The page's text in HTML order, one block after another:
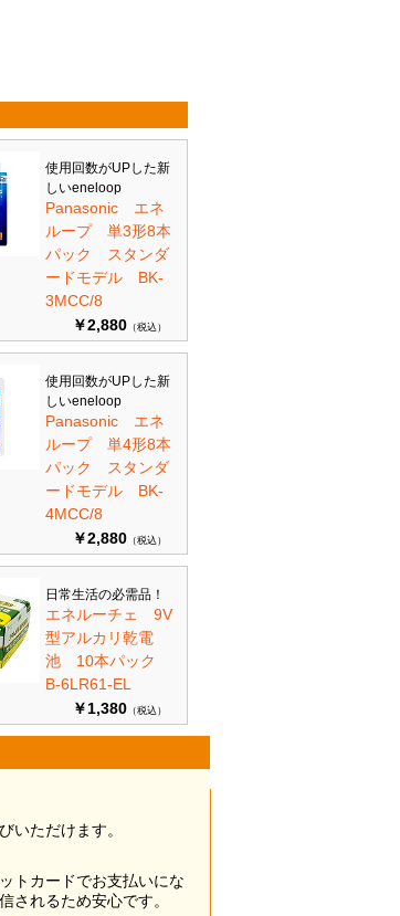
使用回数がUPした新
しいeneloop
Panasonic エネ
ループ 単3形8本
パック スタンダ
ードモデル BK-
3MCC/8
￥2,880 （税込）
使用回数がUPした新
しいeneloop
Panasonic エネ
ループ 単4形8本
パック スタンダ
ードモデル BK-
4MCC/8
￥2,880 （税込）
日常生活の必需品！
エネルーチェ 9V
型アルカリ乾電
池 10本パック
B-6LR61-EL
￥1,380 （税込）
いただけます。
トカードでお支払いにな
されるため安心です。